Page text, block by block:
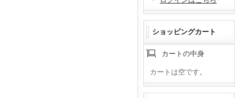
ショッピングカート
カートの中身
カートは空です。